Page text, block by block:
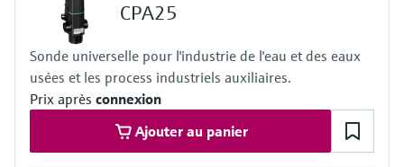
CPA25
Sonde universelle pour l'industrie de l'eau et des eaux
usées et les process industriels auxiliaires.
Prix après connexion
Ajouter au panier